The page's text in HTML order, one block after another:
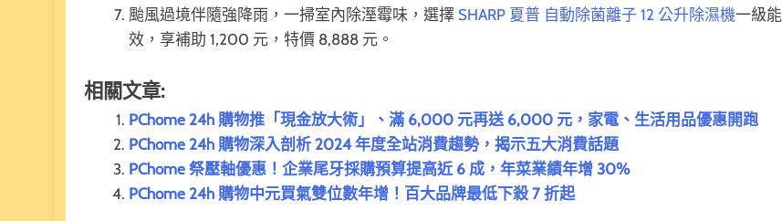
颱風過境伴隨強降雨，一掃室內除溼霉味，選擇 SHARP 夏普 自動除菌離子 12 公升除濕機一級能
效，享補助 1,200 元，特價 8,888 元。
相關文章:
PChome 24h 購物推「現金放大術」、滿 6,000 元再送 6,000 元，家電、生活用品優惠開跑
PChome 24h 購物深入剖析 2024 年度全站消費趨勢，揭示五大消費話題
PChome 祭壓軸優惠！企業尾牙採購預算提高近 6 成，年菜業績年增 30%
PChome 24h 購物中元買氣雙位數年增！百大品牌最低下殺 7 折起